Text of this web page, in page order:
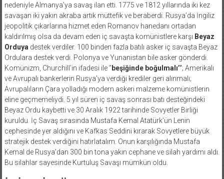
nedeniyle Almanya’ya savaş ilan etti. 1775 ve 1812 yıllarında iki kez
savaşan iki yakın akraba artık müttefik ve beraberdi. Rusya’da İngiliz
jeopolitik çıkarlarına hizmet eden Romanov hanedanı ortadan
kaldırılmış olsa da devam eden iç savaşta komünistlere karşı Beyaz
Orduya destek verdiler. 100 binden fazla batılı asker iç savaşta Beyaz
Ordulara destek verdi. Polonya ve Yunanistan bile asker gönderdi.
Komünizm, Churchill’in ifadesi ile ‘’ beşiğinde boğulmalı’’; Amerikalı
ve Avrupalı bankerlerin Rusya’ya verdiği krediler geri alınmalı;
Avrupalıların Çara yolladığı modern askeri malzeme komünistlerin
eline geçmemeliydi. 5 yıl süren iç savaş sonrası batı desteğindeki
Beyaz Ordu kaybetti ve 30 Aralık 1922 tarihinde Sovyetler Birliği
kuruldu. İç Savaş sırasında Mustafa Kemal Atatürk’ün Lenin
cephesinde yer aldığını ve Kafkas Seddini kırarak Sovyetlere büyük
stratejik destek verdiğini hatırlatalım. Onun karşılığında Mustafa
Kemal de Rusya’dan 300 bin tona yakın cephane ve silah yardımı aldı.
Bu silahlar sayesinde Kurtuluş Savaşı mümkün oldu.